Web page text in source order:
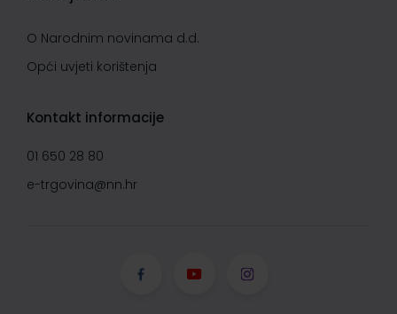
O Narodnim novinama d.d.
Opći uvjeti korištenja
Kontakt informacije
01 650 28 80
e-trgovina@nn.hr